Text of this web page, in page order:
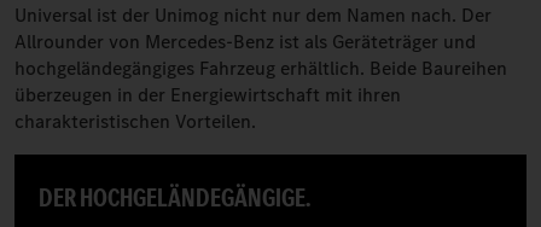
Universal ist der Unimog nicht nur dem Namen nach. Der
Allrounder von Mercedes-Benz ist als Geräteträger und
hochgeländegängiges Fahrzeug erhältlich. Beide Baureihen
überzeugen in der Energiewirtschaft mit ihren
charakteristischen Vorteilen.
DER HOCHGELÄNDEGÄNGIGE.